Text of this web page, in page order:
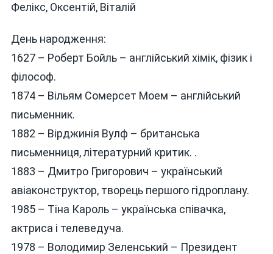
Фелікс, Оксентій, Віталій
День народження:
1627 – Роберт Бойль – англійський хімік, фізик і
філософ.
1874 – Вільям Сомерсет Моем – англійський
письменник.
1882 – Вірджинія Вулф – британська
письменниця, літературний критик. .
1883 – Дмитро Григорович – український
авіаконструктор, творець першого гідроплану.
1985 – Тіна Кароль – українська співачка,
актриса і телеведуча.
1978 – Володимир Зеленський – Президент